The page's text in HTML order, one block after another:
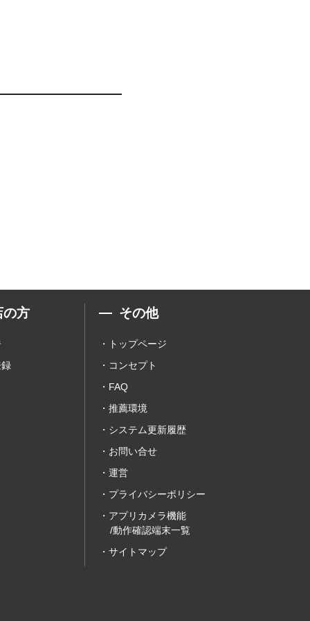
の方 その他
トップページ
コンセプト
FAQ
推薦環境
システム更新履歴
お問い合せ
運営
プライバシーポリシー
アプリカメラ機能
/動作確認端末一覧
サイトマップ